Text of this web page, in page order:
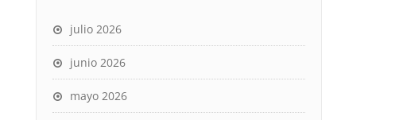
julio 2026
junio 2026
mayo 2026